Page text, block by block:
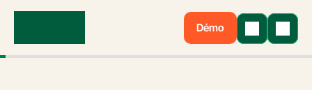
Démo